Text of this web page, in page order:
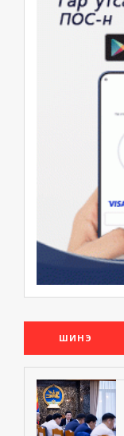
ШИНЭ